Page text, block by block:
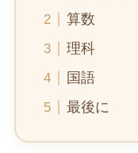
算数
理科
国語
最後に